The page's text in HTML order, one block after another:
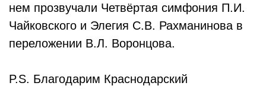
нем прозвучали Четвёртая симфония П.И.
Чайковского и Элегия С.В. Рахманинова в
переложении В.Л. Воронцова.
P.S. Благодарим Краснодарский